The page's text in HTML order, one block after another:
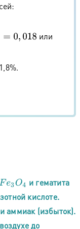
соды =02 10,8=
или
e3O4
и гематита
кислоте.
аммиак (избыток).
до